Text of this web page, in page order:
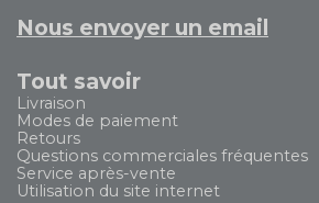
Nous envoyer un email
Tout savoir
Livraison
Modes de paiement
Retours
Questions commerciales fréquentes
Service après-vente
Utilisation du site internet